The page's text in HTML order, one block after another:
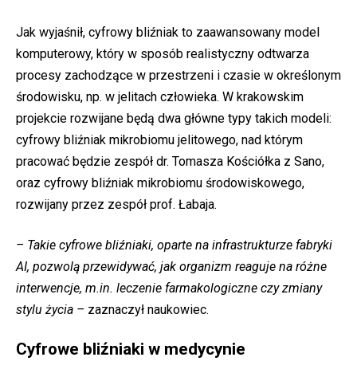
Jak wyjaśnił, cyfrowy bliźniak to zaawansowany model
komputerowy, który w sposób realistyczny odtwarza
procesy zachodzące w przestrzeni i czasie w określonym
środowisku, np. w jelitach człowieka. W krakowskim
projekcie rozwijane będą dwa główne typy takich modeli:
cyfrowy bliźniak mikrobiomu jelitowego, nad którym
pracować będzie zespół dr. Tomasza Kościółka z Sano,
oraz cyfrowy bliźniak mikrobiomu środowiskowego,
rozwijany przez zespół prof. Łabaja.
– Takie cyfrowe bliźniaki, oparte na infrastrukturze fabryki
AI, pozwolą przewidywać, jak organizm reaguje na różne
interwencje, m.in. leczenie farmakologiczne czy zmiany
stylu życia – zaznaczył naukowiec.
Cyfrowe bliźniaki w medycynie